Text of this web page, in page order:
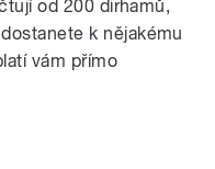
od 200 dirhamů,
k nějakému
vám přímo